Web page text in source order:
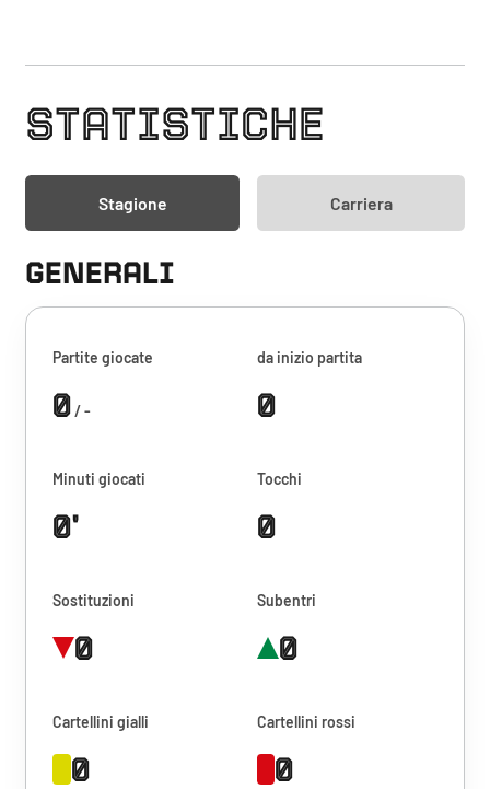
STATISTICHE
Stagione Carriera
GENERALI
Partite giocate
0/ -
da inizio partita
0
Minuti giocati
0'
Tocchi
0
Sostituzioni
0
Subentri
0
Cartellini gialli
0
Cartellini rossi
0